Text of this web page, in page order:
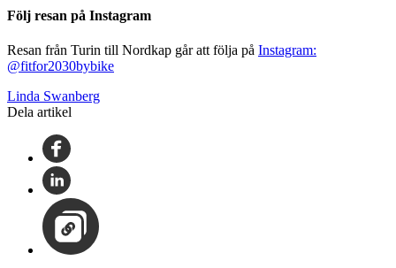
Följ resan på Instagram
Resan från Turin till Nordkap går att följa på Instagram:
@fitfor2030bybike
Linda Swanberg
Dela artikel